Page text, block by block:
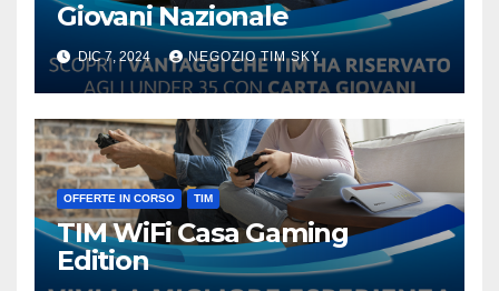
Giovani Nazionale
DIC 7, 2024 NEGOZIO TIM SKY
OFFERTE IN CORSO TIM
TIM WiFi Casa Gaming
Edition